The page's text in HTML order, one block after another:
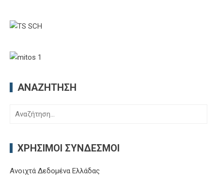
ΑΝΑΖΉΤΗΣΗ
Αναζήτηση
ΧΡΉΣΙΜΟΙ ΣΎΝΔΕΣΜΟΙ
Ανοιχτά Δεδομένα Ελλάδας